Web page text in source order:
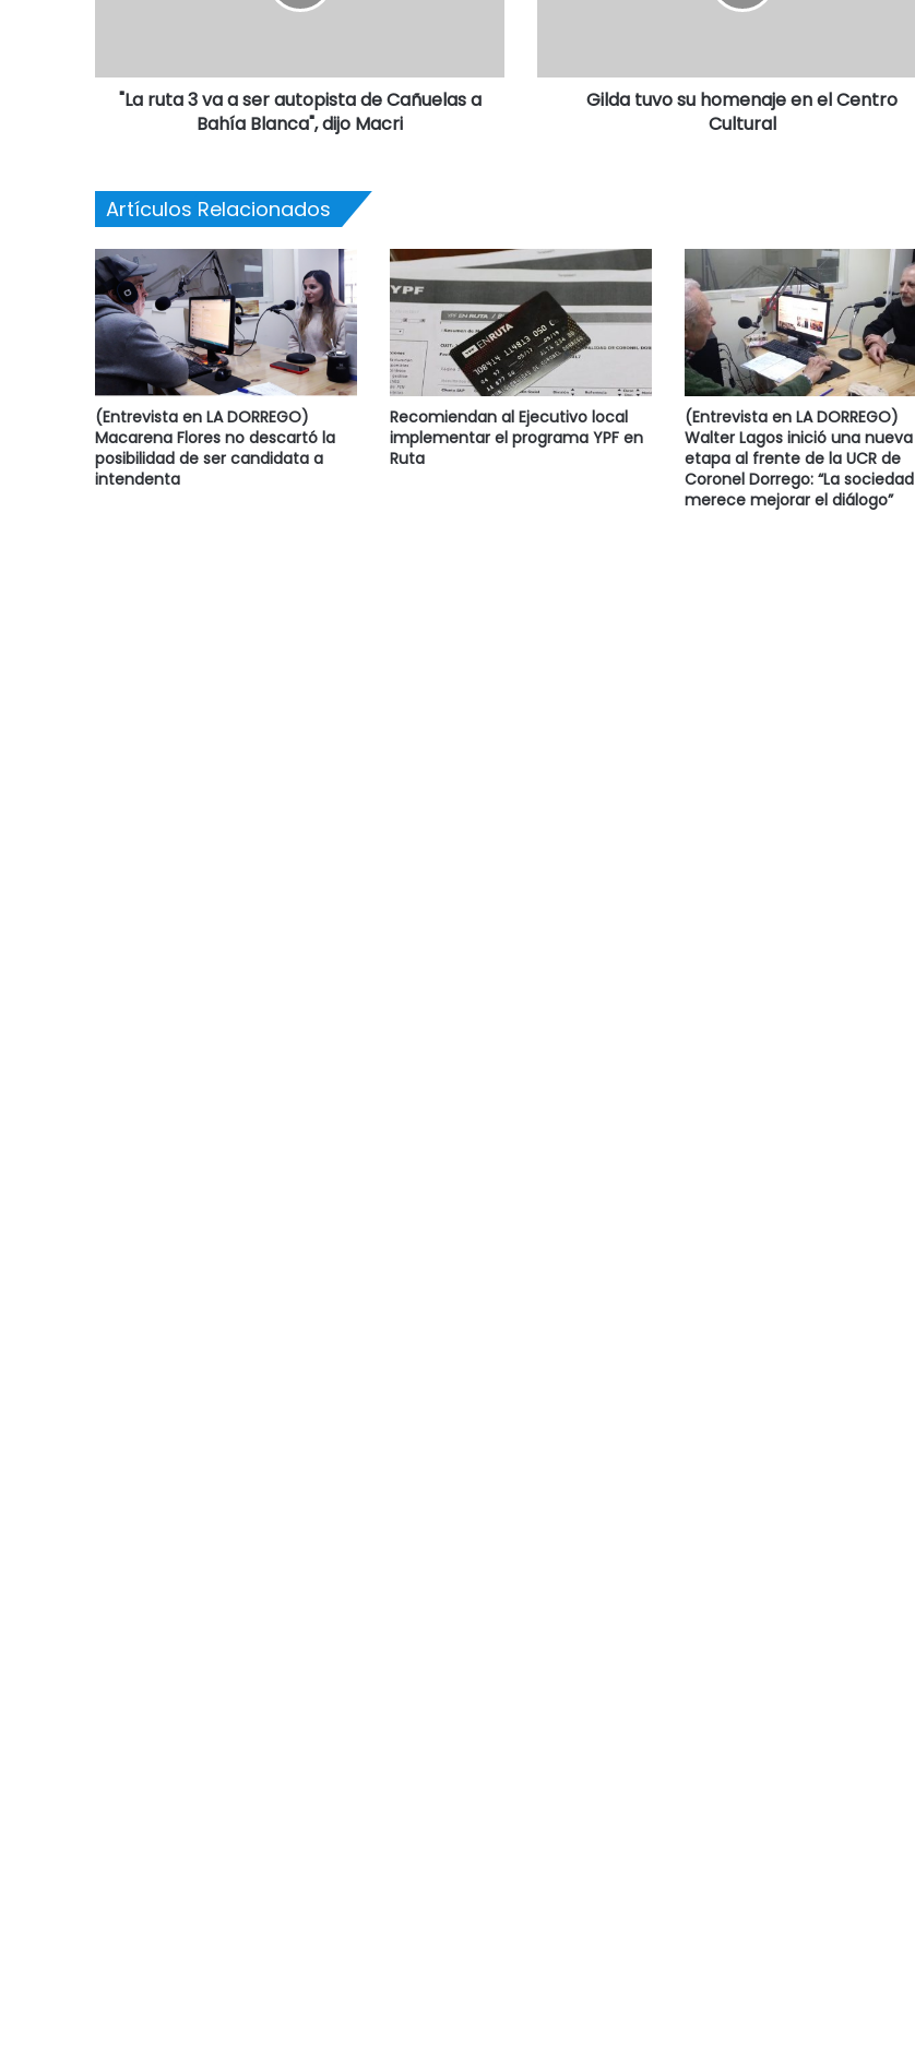
"La ruta 3 va a ser autopista de Cañuelas a
Bahía Blanca", dijo Macri
Gilda tuvo su homenaje en el Centro
Cultural
Artículos Relacionados
(Entrevista en LA DORREGO)
Macarena Flores no descartó la
posibilidad de ser candidata a
intendenta
Recomiendan al Ejecutivo local
implementar el programa YPF en
Ruta
(Entrevista en LA DORREGO)
Walter Lagos inició una nueva
etapa al frente de la UCR de
Coronel Dorrego: “La sociedad
merece mejorar el diálogo”